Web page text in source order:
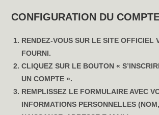
CONFIGURATION DU
RENDEZ-VOUS SUR LE SITE OFFICIEL
FOURNI.
CLIQUEZ SUR LE BOUTON «
UN COMPTE ».
REMPLISSEZ LE FORMULAIRE AVEC
INFORMATIONS PERSONNELLES